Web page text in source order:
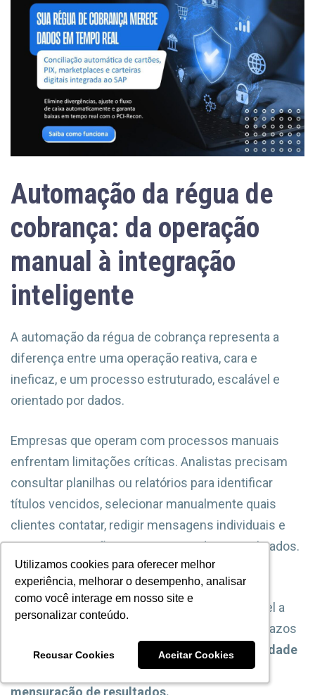
Utilizamos cookies para oferecer melhor
experiência, melhorar o desempenho, analisar
como você interage em nosso site e
personalizar conteúdo.
Recusar Cookies Aceitar Cookies
Utilizamos cookies para oferecer melhor
experiência, melhorar o desempenho, analisar
como você interage em nosso site e
personalizar conteúdo.
Recusar Cookies Aceitar Cookies
Automação da régua de
cobrança: da operação
manual à integração
inteligente
A automação da régua de cobrança representa a
diferença entre uma operação reativa, cara e
ineficaz, e um processo estruturado, escalável e
orientado por dados.
Empresas que operam com processos manuais
enfrentam limitações críticas. Analistas precisam
consultar planilhas ou relatórios para identificar
títulos vencidos, selecionar manualmente quais
clientes contatar, redigir mensagens individuais e
registrar interações em sistemas descentralizados.
Esse modelo não apenas consome tempo
excessivo da equipe, mas também é suscetível a
falhas humanas, inconsistências e perda de prazos
críticos. Além disso,
a ausência de rastreabilidade
dificulta a identificação de gargalos e a
mensuração de resultados.